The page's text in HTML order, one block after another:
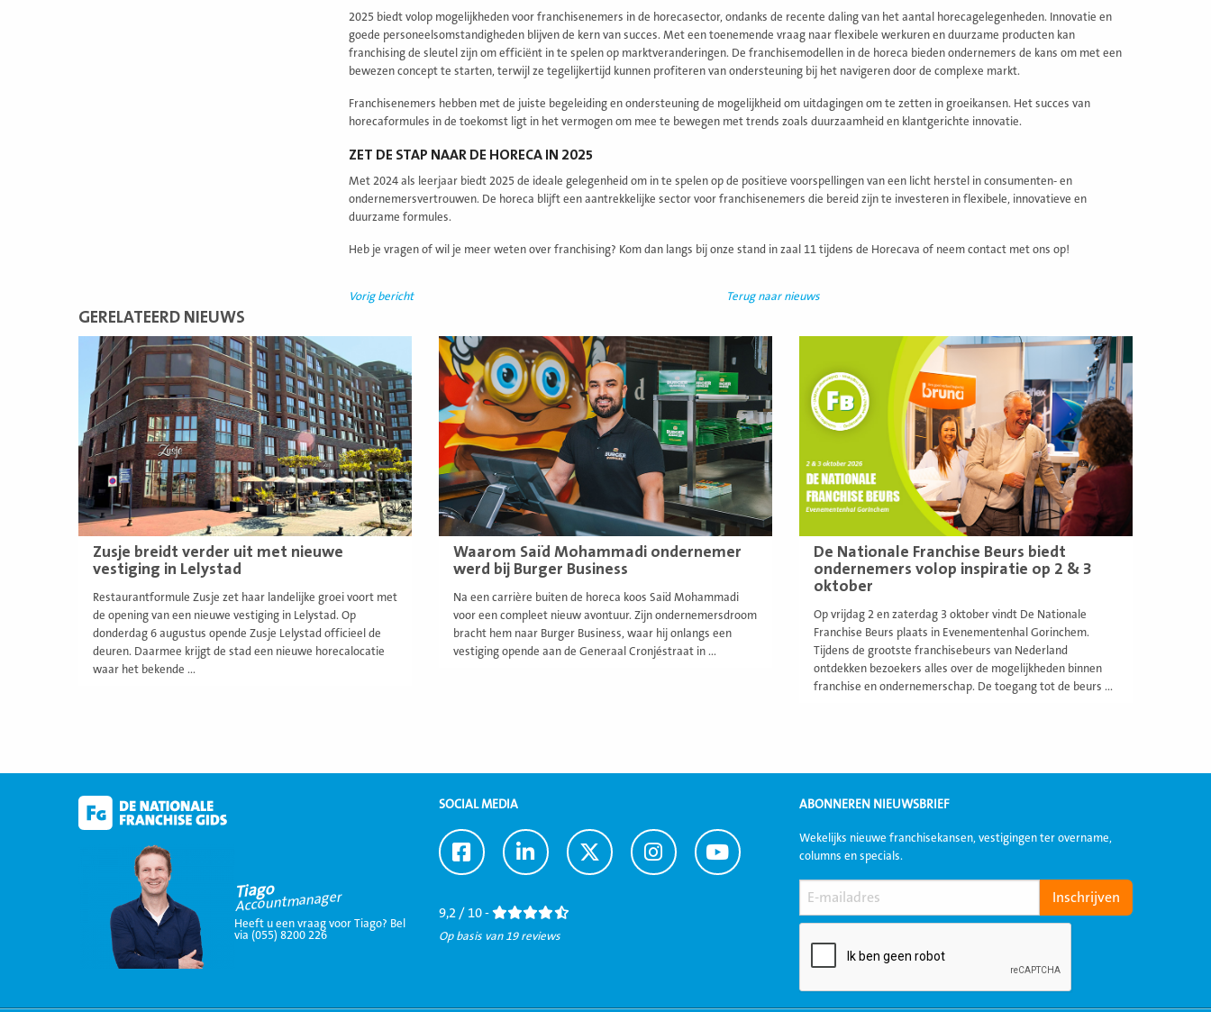
2025 biedt volop mogelijkheden voor franchisenemers in de horecasector, ondanks de recente daling van het aantal horecagelegenheden. Innovatie en
goede personeelsomstandigheden blijven de kern van succes. Met een toenemende vraag naar flexibele werkuren en duurzame producten kan
franchising de sleutel zijn om efficiënt in te spelen op marktveranderingen. De franchisemodellen in de horeca bieden ondernemers de kans om met een
bewezen concept te starten, terwijl ze tegelijkertijd kunnen profiteren van ondersteuning bij het navigeren door de complexe markt.
Franchisenemers hebben met de juiste begeleiding en ondersteuning de mogelijkheid om uitdagingen om te zetten in groeikansen. Het succes van
horecaformules in de toekomst ligt in het vermogen om mee te bewegen met trends zoals duurzaamheid en klantgerichte innovatie.
ZET DE STAP NAAR DE HORECA IN 2025
Met 2024 als leerjaar biedt 2025 de ideale gelegenheid om in te spelen op de positieve voorspellingen van een licht herstel in consumenten- en
ondernemersvertrouwen. De horeca blijft een aantrekkelijke sector voor franchisenemers die bereid zijn te investeren in flexibele, innovatieve en
duurzame formules.
Heb je vragen of wil je meer weten over franchising? Kom dan langs bij onze stand in zaal 11 tijdens de Horecava of neem contact met ons op!
Vorig bericht Terug naar nieuws
GERELATEERD NIEUWS
Zusje breidt verder uit met nieuwe
vestiging in Lelystad
Restaurantformule Zusje zet haar landelijke groei voort met
de opening van een nieuwe vestiging in Lelystad. Op
donderdag 6 augustus opende Zusje Lelystad officieel de
deuren. Daarmee krijgt de stad een nieuwe horecalocatie
waar het bekende ...
Lees
meer
Waarom Saïd Mohammadi ondernemer
werd bij Burger Business
Na een carrière buiten de horeca koos Saïd Mohammadi
voor een compleet nieuw avontuur. Zijn ondernemersdroom
bracht hem naar Burger Business, waar hij onlangs een
vestiging opende aan de Generaal Cronjéstraat in ...
Lees
meer
De Nationale Franchise Beurs biedt
ondernemers volop inspiratie op 2 & 3
oktober
Op vrijdag 2 en zaterdag 3 oktober vindt De Nationale
Franchise Beurs plaats in Evenementenhal Gorinchem.
Tijdens de grootste franchisebeurs van Nederland
ontdekken bezoekers alles over de mogelijkheden binnen
franchise en ondernemerschap. De toegang tot de beurs ...
Tiago
Accountmanager
Heeft u een vraag voor Tiago? Bel
via (055) 8200 226
SOCIAL MEDIA
Ga
naar
Ga
naar
Ga
naar
Ga
naar
Ga
naar
9,2 / 10 -
Op basis van 19 reviews
ABONNEREN NIEUWSBRIEF
Wekelijks nieuwe franchisekansen, vestigingen ter overname,
columns en specials.